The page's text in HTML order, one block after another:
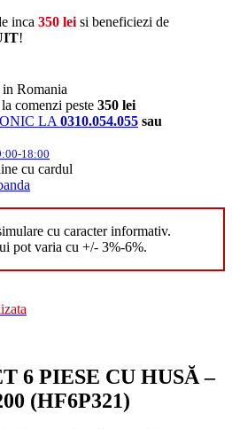
inca 350 lei si beneficiezi de
!
Romania
la comenzi peste 350 lei
LA 0310.054.055 sau
18:00
cu cardul
cu caracter informativ.
pot varia cu +/- 3%-6%.
6 PIESE CU HUSĂ –
(HF6P321)